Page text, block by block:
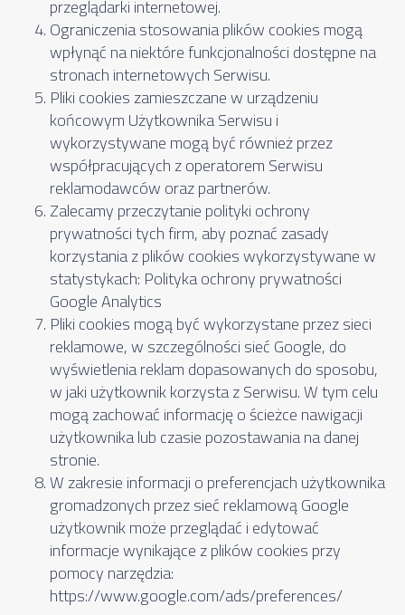
przeglądarki internetowej.
Ograniczenia stosowania plików cookies mogą
wpłynąć na niektóre funkcjonalności dostępne na
stronach internetowych Serwisu.
Pliki cookies zamieszczane w urządzeniu
końcowym Użytkownika Serwisu i
wykorzystywane mogą być również przez
współpracujących z operatorem Serwisu
reklamodawców oraz partnerów.
Zalecamy przeczytanie polityki ochrony
prywatności tych firm, aby poznać zasady
korzystania z plików cookies wykorzystywane w
statystykach: Polityka ochrony prywatności
Google Analytics
Pliki cookies mogą być wykorzystane przez sieci
reklamowe, w szczególności sieć Google, do
wyświetlenia reklam dopasowanych do sposobu,
w jaki użytkownik korzysta z Serwisu. W tym celu
mogą zachować informację o ścieżce nawigacji
użytkownika lub czasie pozostawania na danej
stronie.
W zakresie informacji o preferencjach użytkownika
gromadzonych przez sieć reklamową Google
użytkownik może przeglądać i edytować
informacje wynikające z plików cookies przy
pomocy narzędzia:
https://www.google.com/ads/preferences/